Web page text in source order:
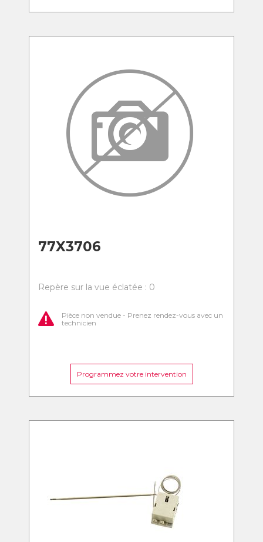
77X3706
Repère sur la vue éclatée : 0
Pièce non vendue - Prenez rendez-vous avec un
technicien
Programmez votre intervention